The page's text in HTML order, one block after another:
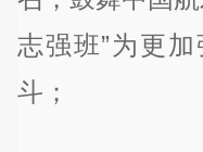
志强班”为更
斗；